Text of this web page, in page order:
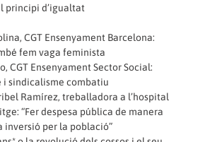
principi d’igualtat
CGT Ensenyament Barcelona:
fem vaga feminista
CGT Ensenyament Sector Social:
i sindicalisme combatiu
Ramírez, treballadora a l’hospital
“Fer despesa pública de manera
inversió per la població”